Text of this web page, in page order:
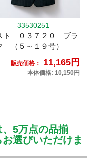
33530251
ト ０３７２０ ブラ
（５～１９号）
販売価格： 11,165円
本体価格: 10,150円
、5万点の品揃
選びいただけま